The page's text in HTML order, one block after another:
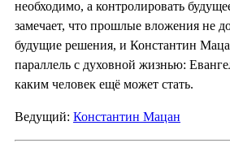
необходимо, а контролировать
замечает, что прошлые вложения не
будущие решения, и Константин
параллель с духовной жизнью:
каким человек ещё может стать.
Ведущий: Константин Мацан